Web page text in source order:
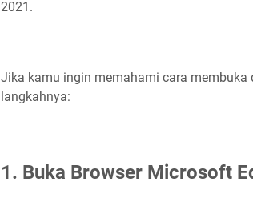
2021.
Jika kamu ingin memahami cara
langkahnya:
1. Buka Browser Microsoft